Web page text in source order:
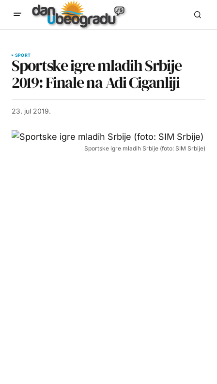
SPORT
Sportske igre mladih Srbije
2019: Finale na Adi Ciganliji
23. jul 2019.
Sportske igre mladih Srbije (foto: SIM Srbije)